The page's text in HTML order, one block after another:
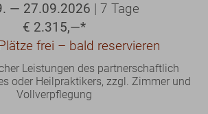
— 27.09.2026 | 7 Tage
€ 2.315,—*
frei – bald reservieren
Leistungen des partnerschaftlich
oder Heilpraktikers, zzgl. Zimmer und
Vollverpflegung